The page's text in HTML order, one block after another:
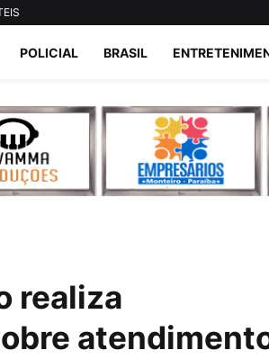
POLICIAL BRASIL
realiza